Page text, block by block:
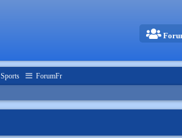
Sports ForumFr